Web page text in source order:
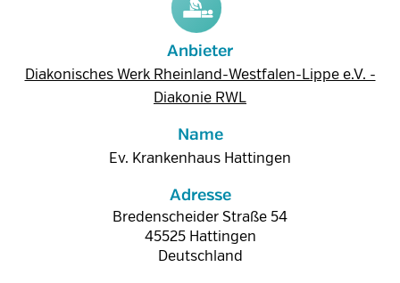
Anbieter
Diakonisches Werk Rheinland-Westfalen-Lippe e.V. -
Diakonie RWL
Name
Ev. Krankenhaus Hattingen
Adresse
Bredenscheider Straße 54
45525 Hattingen
Deutschland